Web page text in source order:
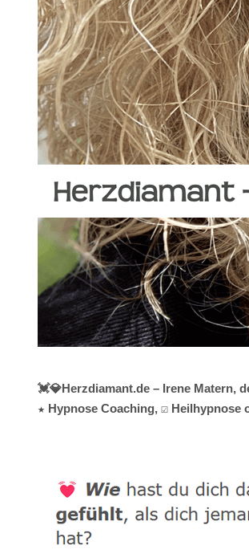
💓️💎Herzdiamant.de – Irene Matern,
★ Hypnose Coaching, ☑️ Heilhypnose